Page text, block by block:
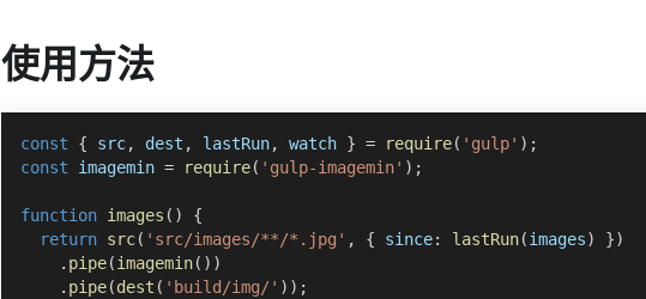
使用方法
const { src, dest , lastRun, watch } = require( 'gulp' ) ;
const imagemin = require( 'gulp-imagemin' ) ;
function images ( )
{
return src( 'src/images/**/*.jpg' , { since: lastRun(images) })
. pipe(imagemin( ) )
. pipe(dest ( 'build/img/' ) ) ;